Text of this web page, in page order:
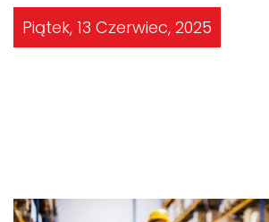
Piątek, 13 Czerwiec, 2025